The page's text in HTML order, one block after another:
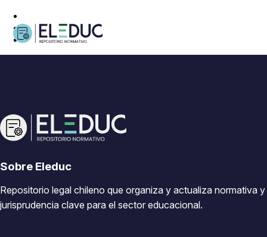
Sobre Eleduc
Repositorio legal chileno que organiza y actualiza normativa y
jurisprudencia clave para el sector educacional.